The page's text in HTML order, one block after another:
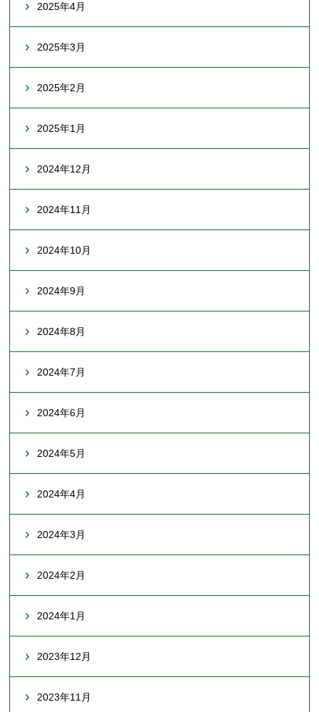
2025年4月
2025年3月
2025年2月
2025年1月
2024年12月
2024年11月
2024年10月
2024年9月
2024年8月
2024年7月
2024年6月
2024年5月
2024年4月
2024年3月
2024年2月
2024年1月
2023年12月
2023年11月